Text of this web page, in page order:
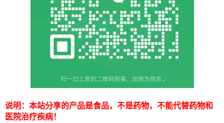
说明：本站分享的产品是食品，不是药物，不能代替药物和
医院治疗疾病！